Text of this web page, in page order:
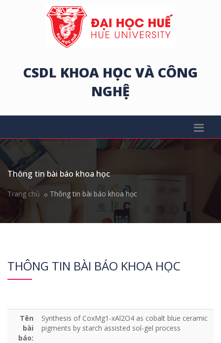
CSDL KHOA HỌC VÀ CÔNG
NGHỆ
Thông tin bài báo khoa học
Trang chủ Thông tin bài báo khoa học
THÔNG TIN BÀI BÁO KHOA HỌC
Tên
bài
báo:
Synthesis of CoxMg1-xAl2O4 as cobalt blue ceramic
pigments by starch assisted sol-gel process